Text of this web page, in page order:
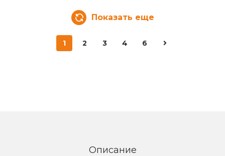
Показать еще
1 2 3 4 6
Описание